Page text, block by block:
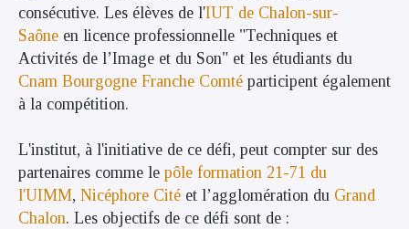
consécutive. Les élèves de l'IUT de Chalon-sur-
Saône en licence professionnelle "Techniques et
Activités de l’Image et du Son" et les étudiants du
Cnam Bourgogne Franche Comté participent également
à la compétition.
L'institut, à l'initiative de ce défi, peut compter sur des
partenaires comme le pôle formation 21-71 du
l'UIMM, Nicéphore Cité et l’agglomération du Grand
Chalon. Les objectifs de ce défi sont de :